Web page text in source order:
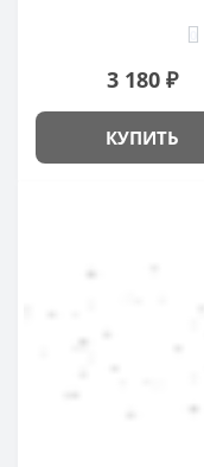
3 180 ₽
КУПИТЬ